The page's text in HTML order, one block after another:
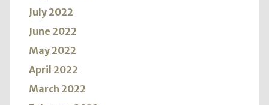
July 2022
June 2022
May 2022
April 2022
March 2022